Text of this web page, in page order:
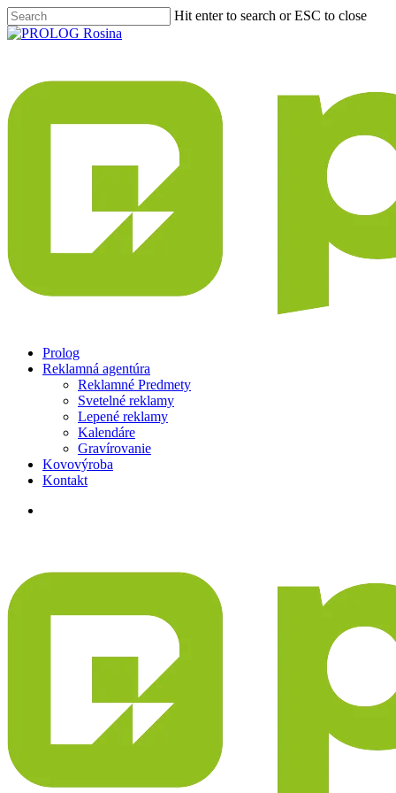
Hit enter to search or ESC to close
Prolog
Reklamná agentúra
Reklamné Predmety
Svetelné reklamy
Lepené reklamy
Kalendáre
Gravírovanie
Kovovýroba
Kontakt